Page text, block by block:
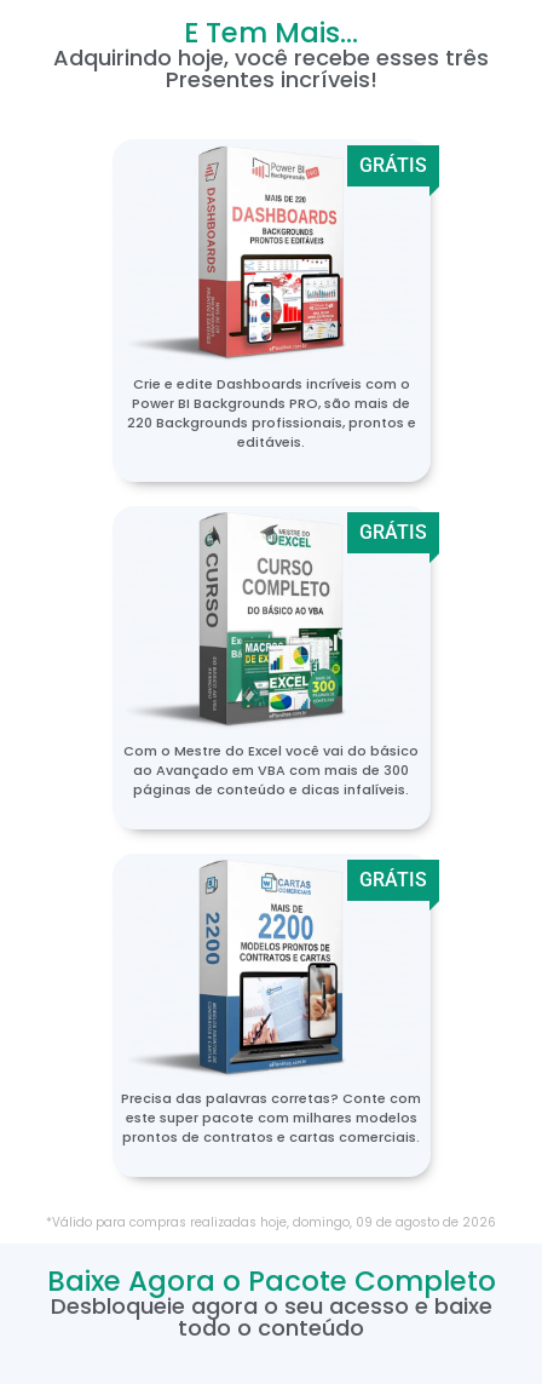
E Tem Mais...
Adquirindo hoje, você recebe esses três
Presentes incríveis!
GRÁTIS
Crie e edite Dashboards incríveis com o
Power BI Backgrounds PRO, são mais de
220 Backgrounds profissionais, prontos e
editáveis.
GRÁTIS
Com o Mestre do Excel você vai do básico
ao Avançado em VBA com mais de 300
páginas de conteúdo e dicas infalíveis.
GRÁTIS
Precisa das palavras corretas? Conte com
este super pacote com milhares modelos
prontos de contratos e cartas comerciais.
*Válido para compras realizadas hoje, domingo, 09 de agosto de 2026
Baixe Agora o Pacote Completo
Desbloqueie agora o seu acesso e baixe
todo o conteúdo